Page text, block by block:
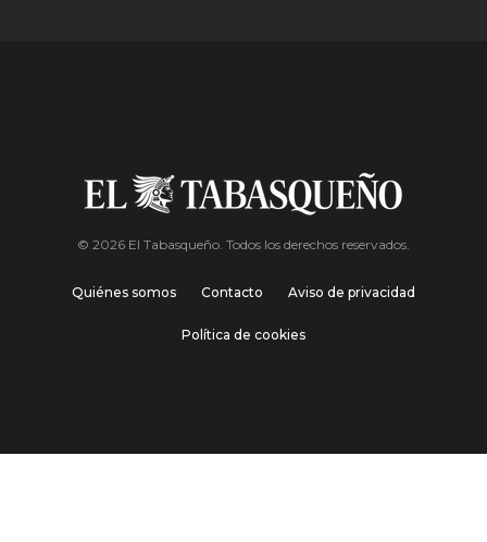
© 2026 El Tabasqueño. Todos los derechos reservados.
Quiénes somos Contacto Aviso de privacidad
Política de cookies